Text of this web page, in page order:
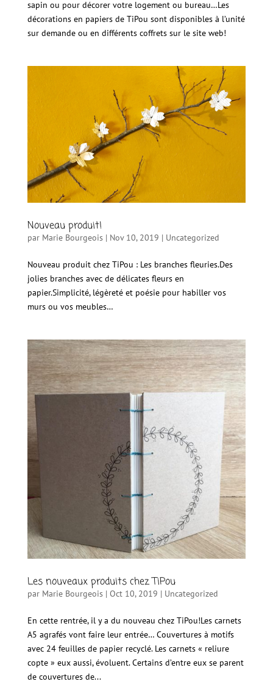
sapin ou pour décorer votre logement ou bureau…Les
décorations en papiers de TiPou sont disponibles à l’unité
sur demande ou en différents coffrets sur le site web!
Nouveau produit!
par Marie Bourgeois| Nov 10, 2019 | Uncategorized
Nouveau produit chez TiPou : Les branches fleuries.Des
jolies branches avec de délicates fleurs en
papier.Simplicité, légèreté et poésie pour habiller vos
murs ou vos meubles…
Les nouveaux produits chez TiPou
par Marie Bourgeois| Oct 10, 2019 | Uncategorized
En cette rentrée, il y a du nouveau chez TiPou!Les carnets
A5 agrafés vont faire leur entrée… Couvertures à motifs
avec 24 feuilles de papier recyclé. Les carnets « reliure
copte » eux aussi, évoluent. Certains d’entre eux se parent
de couvertures de...